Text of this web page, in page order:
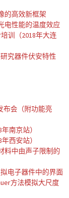
的高效新框架
电性能的温度效应
训（2018年大连
究器件伏安特性
布会（附功能亮
南京站）
西安站）
料中由声子限制的
电子器件中的界面
方法模拟大尺度